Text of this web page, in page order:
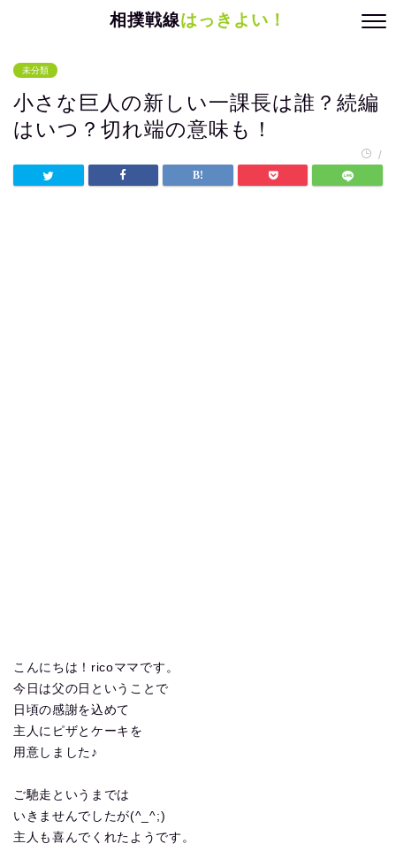
相撲戦線はっきよい！
未分類
小さな巨人の新しい一課長は誰？続編
はいつ？切れ端の意味も！
/
こんにちは！ricoママです。
今日は父の日ということで
日頃の感謝を込めて
主人にピザとケーキを
用意しました♪
ご馳走というまでは
いきませんでしたが(^_^;)
主人も喜んでくれたようです。